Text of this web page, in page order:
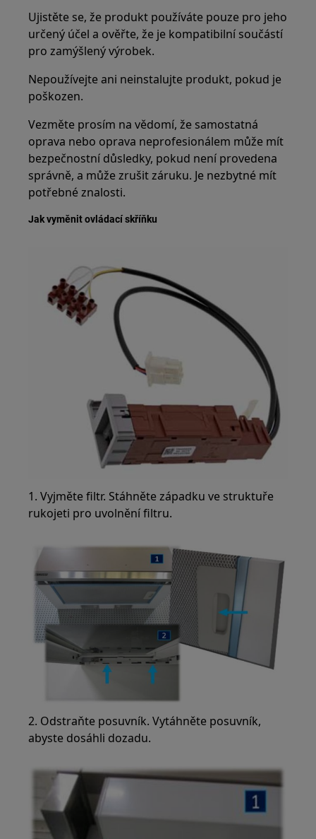
Ujistěte se, že produkt používáte pouze pro jeho
určený účel a ověřte, že je kompatibilní součástí
pro zamýšlený výrobek.
Nepoužívejte ani neinstalujte produkt, pokud je
poškozen.
Vezměte prosím na vědomí, že samostatná
oprava nebo oprava neprofesionálem může mít
bezpečnostní důsledky, pokud není provedena
správně, a může zrušit záruku. Je nezbytné mít
potřebné znalosti.
Jak vyměnit ovládací skříňku
1. Vyjměte filtr. Stáhněte západku ve struktuře
rukojeti pro uvolnění filtru.
2. Odstraňte posuvník. Vytáhněte posuvník,
abyste dosáhli dozadu.